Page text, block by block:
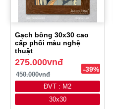
Gạch bông 30x30 cao
cấp phối màu nghệ
thuật
275.000vnđ
450.000vnđ
-39%
ĐVT : M2
30x30